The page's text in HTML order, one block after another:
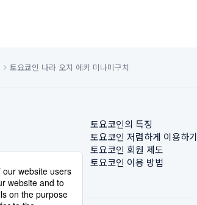
토요쿄인 나라 오지 에키 미나미구치
토요코인의 특징
토요코인 저렴하게 이용하기
토요코인 회원 제도
토요코인 이용 방법